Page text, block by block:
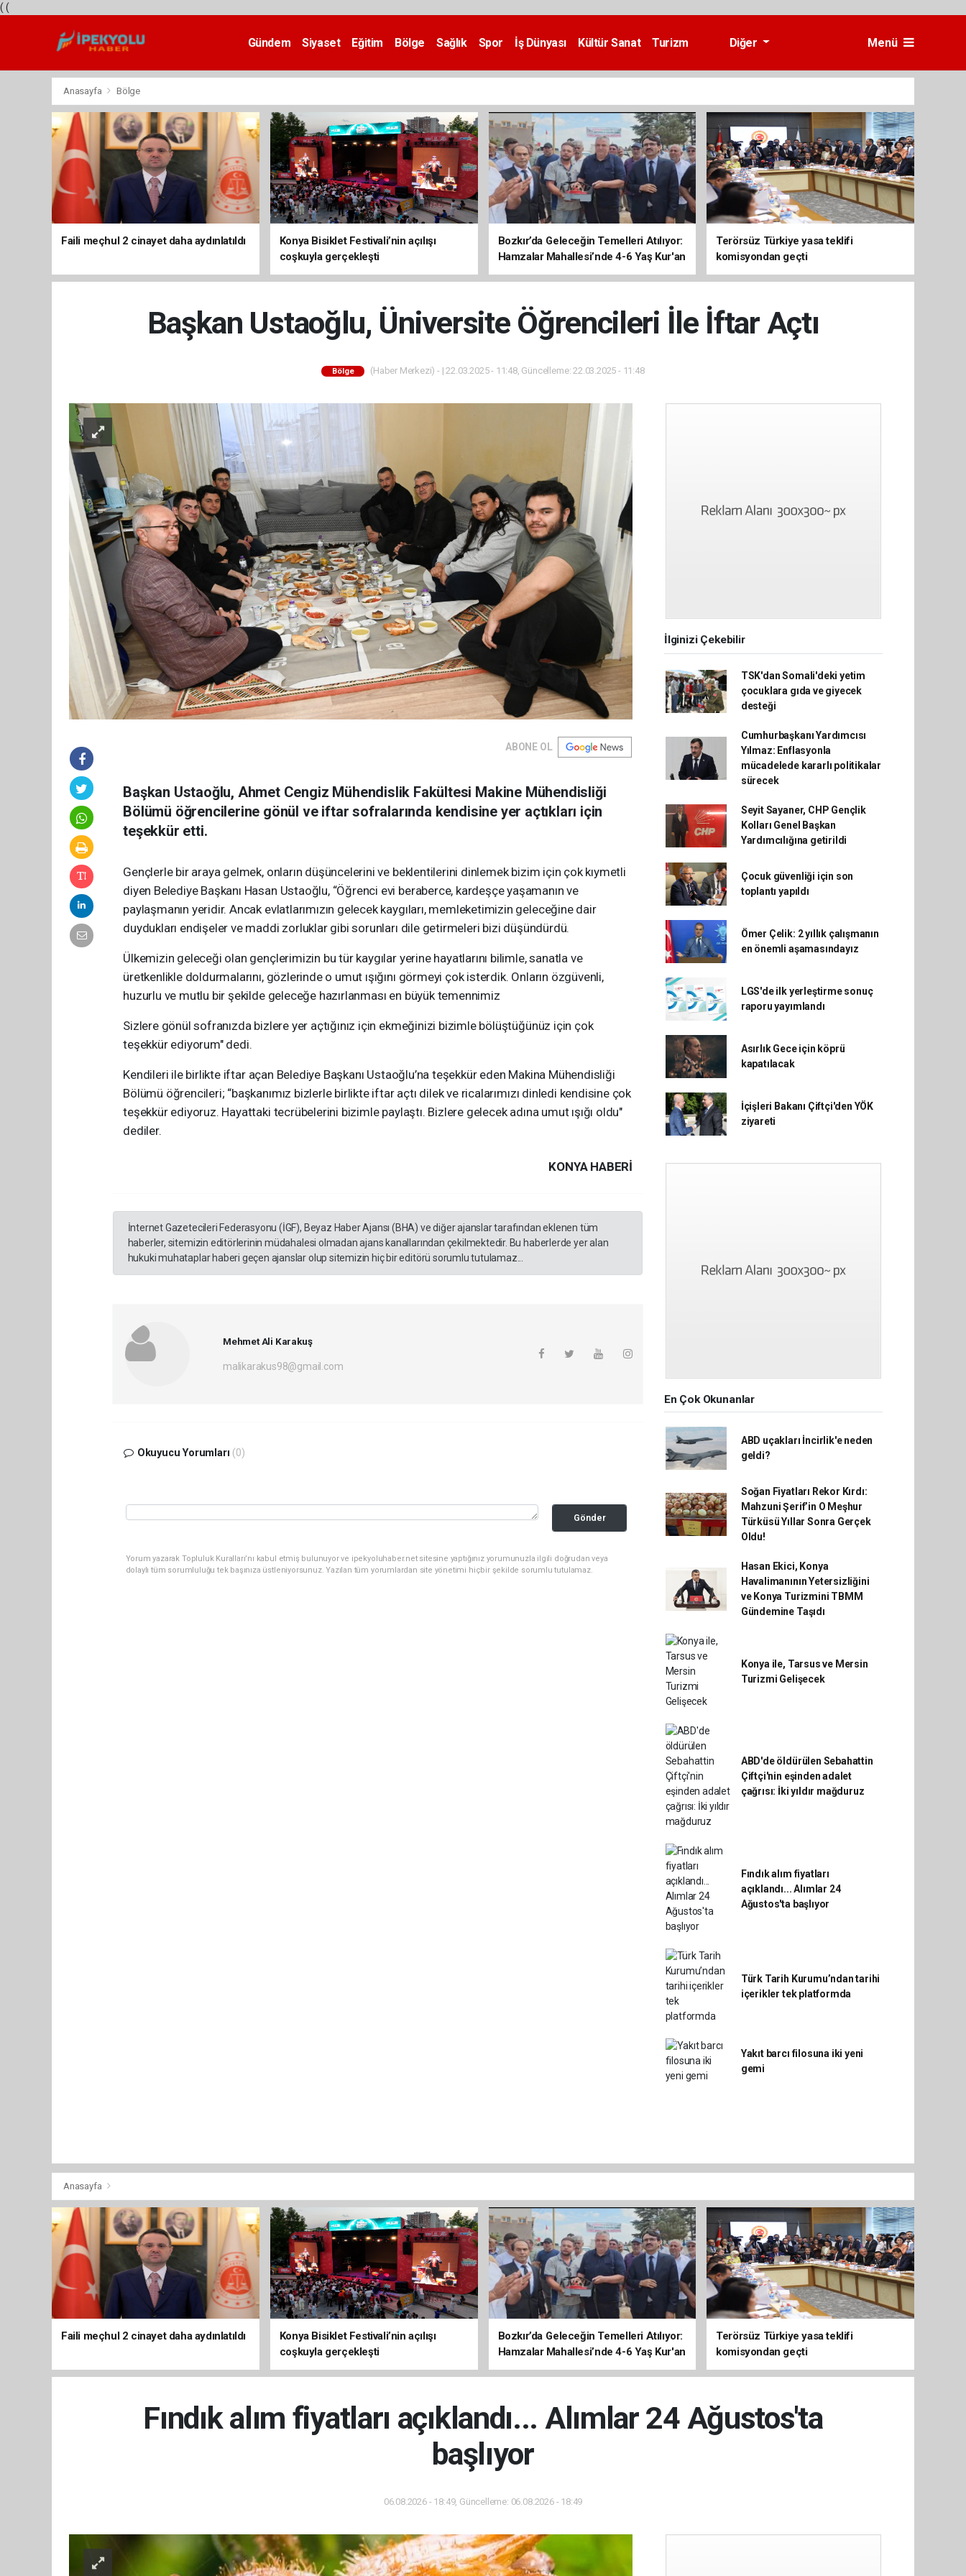
( (
Gündem Siyaset Eğitim Bölge Sağlık Spor İş Dünyası Kültür Sanat
Turizm
Diğer Menü
Anasayfa Bölge
Faili meçhul 2 cinayet daha aydınlatıldı
Konya Bisiklet Festivali’nin açılışı
coşkuyla gerçekleşti
Bozkır’da Geleceğin Temelleri Atılıyor:
Hamzalar Mahallesi’nde 4-6 Yaş Kur'an
Kursu İnşaatı Başladı
Terörsüz Türkiye yasa teklifi
komisyondan geçti
Başkan Ustaoğlu, Üniversite Öğrencileri İle İftar Açtı
Bölge (Haber Merkezi) - | 22.03.2025 - 11:48, Güncelleme: 22.03.2025 - 11:48
ABONE OL
Başkan Ustaoğlu, Ahmet Cengiz Mühendislik Fakültesi Makine Mühendisliği
Bölümü öğrencilerine gönül ve iftar sofralarında kendisine yer açtıkları için
teşekkür etti.
Gençlerle bir araya gelmek, onların düşüncelerini ve beklentilerini dinlemek bizim için çok kıymetli
diyen Belediye Başkanı Hasan Ustaoğlu, “Öğrenci evi beraberce, kardeşçe yaşamanın ve
paylaşmanın yeridir. Ancak evlatlarımızın gelecek kaygıları, memleketimizin geleceğine dair
duydukları endişeler ve maddi zorluklar gibi sorunları dile getirmeleri bizi düşündürdü.
Ülkemizin geleceği olan gençlerimizin bu tür kaygılar yerine hayatlarını bilimle, sanatla ve
üretkenlikle doldurmalarını, gözlerinde o umut ışığını görmeyi çok isterdik. Onların özgüvenli,
huzurlu ve mutlu bir şekilde geleceğe hazırlanması en büyük temennimiz
Sizlere gönül sofranızda bizlere yer açtığınız için ekmeğinizi bizimle bölüştüğünüz için çok
teşekkür ediyorum" dedi.
Kendileri ile birlikte iftar açan Belediye Başkanı Ustaoğlu’na teşekkür eden Makina Mühendisliği
Bölümü öğrencileri; “başkanımız bizlerle birlikte iftar açtı dilek ve ricalarımızı dinledi kendisine çok
teşekkür ediyoruz. Hayattaki tecrübelerini bizimle paylaştı. Bizlere gelecek adına umut ışığı oldu"
dediler.
KONYA HABERİ
İnternet Gazetecileri Federasyonu (İGF), Beyaz Haber Ajansı (BHA) ve diğer ajanslar tarafından eklenen tüm
haberler, sitemizin editörlerinin müdahalesi olmadan ajans kanallarından çekilmektedir. Bu haberlerde yer alan
hukuki muhataplar haberi geçen ajanslar olup sitemizin hiç bir editörü sorumlu tutulamaz...
Mehmet Ali Karakuş
malikarakus98@gmail.com
Okuyucu Yorumları (0)
Gönder
Yorum yazarak Topluluk Kuralları’nı kabul etmiş bulunuyor ve ipekyoluhaber.net sitesine yaptığınız yorumunuzla ilgili doğrudan veya
dolaylı tüm sorumluluğu tek başınıza üstleniyorsunuz. Yazılan tüm yorumlardan site yönetimi hiçbir şekilde sorumlu tutulamaz.
İlginizi Çekebilir
TSK'dan Somali'deki yetim
çocuklara gıda ve giyecek
desteği
Cumhurbaşkanı Yardımcısı
Yılmaz: Enflasyonla
mücadelede kararlı politikalar
sürecek
Seyit Sayaner, CHP Gençlik
Kolları Genel Başkan
Yardımcılığına getirildi
Çocuk güvenliği için son
toplantı yapıldı
Ömer Çelik: 2 yıllık çalışmanın
en önemli aşamasındayız
LGS'de ilk yerleştirme sonuç
raporu yayımlandı
Asırlık Gece için köprü
kapatılacak
İçişleri Bakanı Çiftçi'den YÖK
ziyareti
En Çok Okunanlar
ABD uçakları İncirlik'e neden
geldi?
Soğan Fiyatları Rekor Kırdı:
Mahzuni Şerif’in O Meşhur
Türküsü Yıllar Sonra Gerçek
Oldu!
Hasan Ekici, Konya
Havalimanının Yetersizliğini
ve Konya Turizmini TBMM
Gündemine Taşıdı
Konya ile, Tarsus ve Mersin
Turizmi Gelişecek
ABD'de öldürülen Sebahattin
Çiftçi'nin eşinden adalet
çağrısı: İki yıldır mağduruz
Fındık alım fiyatları
açıklandı... Alımlar 24
Ağustos'ta başlıyor
Türk Tarih Kurumu’ndan tarihi
içerikler tek platformda
Yakıt barcı filosuna iki yeni
gemi
Anasayfa
Faili meçhul 2 cinayet daha aydınlatıldı
Konya Bisiklet Festivali’nin açılışı
coşkuyla gerçekleşti
Bozkır’da Geleceğin Temelleri Atılıyor:
Hamzalar Mahallesi’nde 4-6 Yaş Kur'an
Kursu İnşaatı Başladı
Terörsüz Türkiye yasa teklifi
komisyondan geçti
Fındık alım fiyatları açıklandı... Alımlar 24 Ağustos'ta
başlıyor
06.08.2026 - 18:49, Güncelleme: 06.08.2026 - 18:49